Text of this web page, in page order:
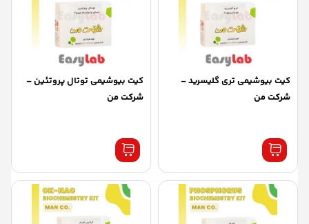
کیت بیوشیمی تری گلیسرید –
شرکت من
کیت بیوشیمی توتال پروتئین –
شرکت من